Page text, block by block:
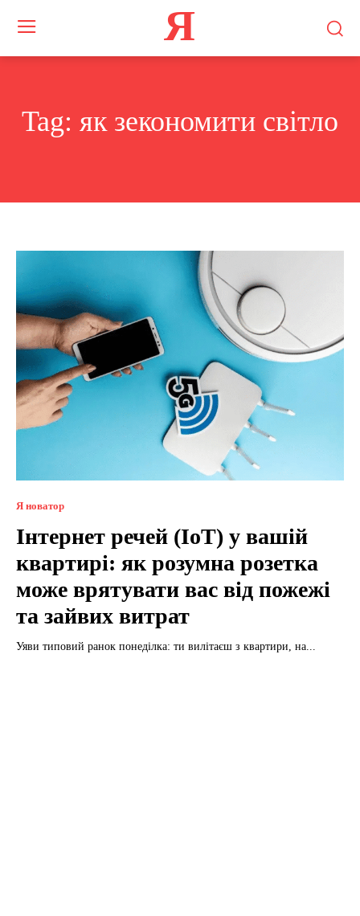
Я
Tag: як зекономити світло
Я новатор
Інтернет речей (IoT) у вашій
квартирі: як розумна розетка
може врятувати вас від пожежі
та зайвих витрат
Уяви типовий ранок понеділка: ти вилітаєш з квартири, на...